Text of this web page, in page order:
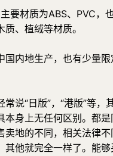
要材质为ABS、PVC，
、植绒等材质。
国内地生产，也有少量限
常说“日版”，“港版”等，
本身上无任何区别。都
卖地的不同，相关法律
其他就完全一样了。能